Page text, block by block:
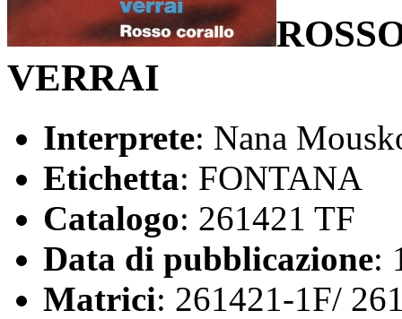
VERRAI
Interprete: Nana
Etichetta: FONTANA
Catalogo: 261421 TF
Data di pubblicazione:
Matrici: 261421-1F/